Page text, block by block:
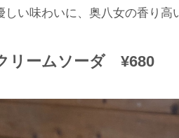
しい味わいに、奥八女の香り高
リームソーダ ¥680